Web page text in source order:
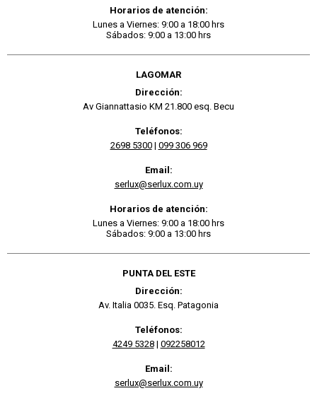
Horarios de atención:
Lunes a Viernes: 9:00 a 18:00 hrs
Sábados: 9:00 a 13:00 hrs
LAGOMAR
Dirección:
Av Giannattasio KM 21.800 esq. Becu
Teléfonos:
2698 5300| 099 306 969
Email:
serlux@serlux.com.uy
Horarios de atención:
Lunes a Viernes: 9:00 a 18:00 hrs
Sábados: 9:00 a 13:00 hrs
PUNTA DEL ESTE
Dirección:
Av. Italia 0035. Esq. Patagonia
Teléfonos:
4249 5328| 092258012
Email:
serlux@serlux.com.uy